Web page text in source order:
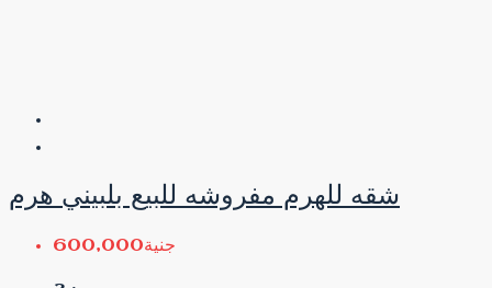
شقه للهرم مفروشه للبيع بلبيني هرم
جنية600,000